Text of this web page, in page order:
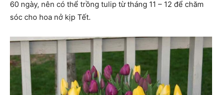
60 ngày, nên có thể trồng tulip từ tháng 11 – 12 để chăm
sóc cho hoa nở kịp Tết.